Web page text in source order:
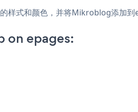
式和颜色，并将Mikroblog添加到
on epages: